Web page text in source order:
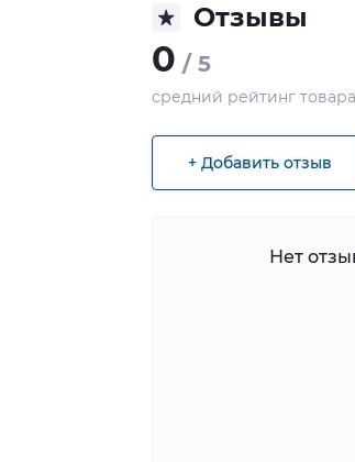
Отзывы
0 / 5
средний рейтинг товара
+ Добавить отзыв
Нет